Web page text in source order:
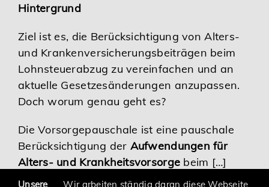
Hintergrund
Ziel ist es, die Berücksichtigung von Alters-
und Krankenversicherungsbeiträgen beim
Lohnsteuerabzug zu vereinfachen und an
aktuelle Gesetzesänderungen anzupassen.
Doch worum genau geht es?
Die Vorsorgepauschale ist eine pauschale
Berücksichtigung der Aufwendungen für
Alters- und Krankheitsvorsorge beim […]
Unsere Wir arbeiten ständig daran diese Webseite